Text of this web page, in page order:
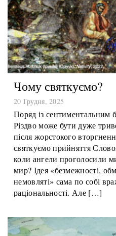
Чому святкуємо?
20 Грудня, 2025
Поряд із сентиментальним
Різдво може бути дуже
після жорстокого
святкуємо прийняття
коли ангели проголосили
мир? Ідея «безмежності,
немовляті» сама по собі